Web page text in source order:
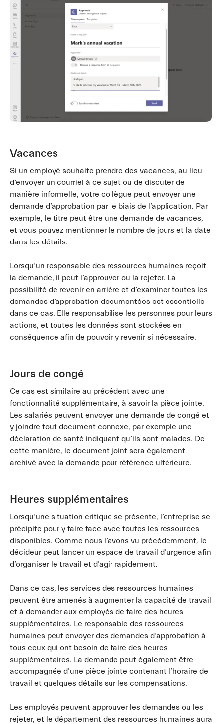
Vacances
Si un employé souhaite prendre des vacances, au lieu
d’envoyer un courriel à ce sujet ou de discuter de
manière informelle, votre collègue peut envoyer une
demande d’approbation par le biais de l’application. Par
exemple, le titre peut être une demande de vacances,
et vous pouvez mentionner le nombre de jours et la date
dans les détails.
Lorsqu’un responsable des ressources humaines reçoit
la demande, il peut l’approuver ou la rejeter. La
possibilité de revenir en arrière et d’examiner toutes les
demandes d’approbation documentées est essentielle
dans ce cas. Elle responsabilise les personnes pour leurs
actions, et toutes les données sont stockées en
conséquence afin de pouvoir y revenir si nécessaire.
Jours de congé
Ce cas est similaire au précédent avec une
fonctionnalité supplémentaire, à savoir la pièce jointe.
Les salariés peuvent envoyer une demande de congé et
y joindre tout document connexe, par exemple une
déclaration de santé indiquant qu’ils sont malades. De
cette manière, le document joint sera également
archivé avec la demande pour référence ultérieure.
Heures supplémentaires
Lorsqu’une situation critique se présente, l’entreprise se
précipite pour y faire face avec toutes les ressources
disponibles. Comme nous l’avons vu précédemment, le
décideur peut lancer un espace de travail d’urgence afin
d’organiser le travail et d’agir rapidement.
Dans ce cas, les services des ressources humaines
peuvent être amenés à augmenter la capacité de travail
et à demander aux employés de faire des heures
supplémentaires. Le responsable des ressources
humaines peut envoyer des demandes d’approbation à
tous ceux qui ont besoin de faire des heures
supplémentaires. La demande peut également être
accompagnée d’une pièce jointe contenant l’horaire de
travail et quelques détails sur les compensations.
Les employés peuvent approuver les demandes ou les
rejeter, et le département des ressources humaines aura